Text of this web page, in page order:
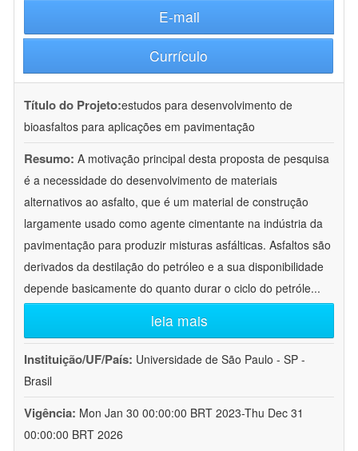
E-mail
Currículo
Título do Projeto:estudos para desenvolvimento de
bioasfaltos para aplicações em pavimentação
Resumo: A motivação principal desta proposta de pesquisa
é a necessidade do desenvolvimento de materiais
alternativos ao asfalto, que é um material de construção
largamente usado como agente cimentante na indústria da
pavimentação para produzir misturas asfálticas. Asfaltos são
derivados da destilação do petróleo e a sua disponibilidade
depende basicamente do quanto durar o ciclo do petróle...
leia mais
Instituição/UF/País: Universidade de São Paulo - SP -
Brasil
Vigência: Mon Jan 30 00:00:00 BRT 2023-Thu Dec 31
00:00:00 BRT 2026